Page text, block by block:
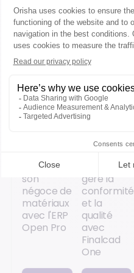
Accéder
contenu
Accéder
CAS
modernise
son
négoce de
matériaux
avec l'ERP
Open Pro
CAS
gère la
conformité
et la
qualité
avec
Finalcad
One